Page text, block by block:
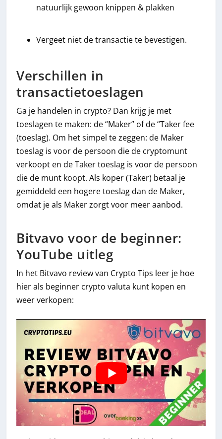
natuurlijk gewoon knippen & plakken
Vergeet niet de transactie te bevestigen.
Verschillen in
transactietoeslagen
Ga je handelen in crypto? Dan krijg je met
toeslagen te maken: de “Maker” of de “Taker fee
(toeslag). Om het simpel te zeggen: de Maker
toeslag is voor de persoon die de cryptomunt
verkoopt en de Taker toeslag is voor de persoon
die de munt koopt. Als koper (Taker) betaal je
gemiddeld een hogere toeslag dan de Maker,
omdat je als Maker zorgt voor meer aanbod.
Bitvavo voor de beginner:
YouTube uitleg
In het Bitvavo review van Crypto Tips leer je hoe
hier als beginner crypto valuta kunt kopen en
weer verkopen: